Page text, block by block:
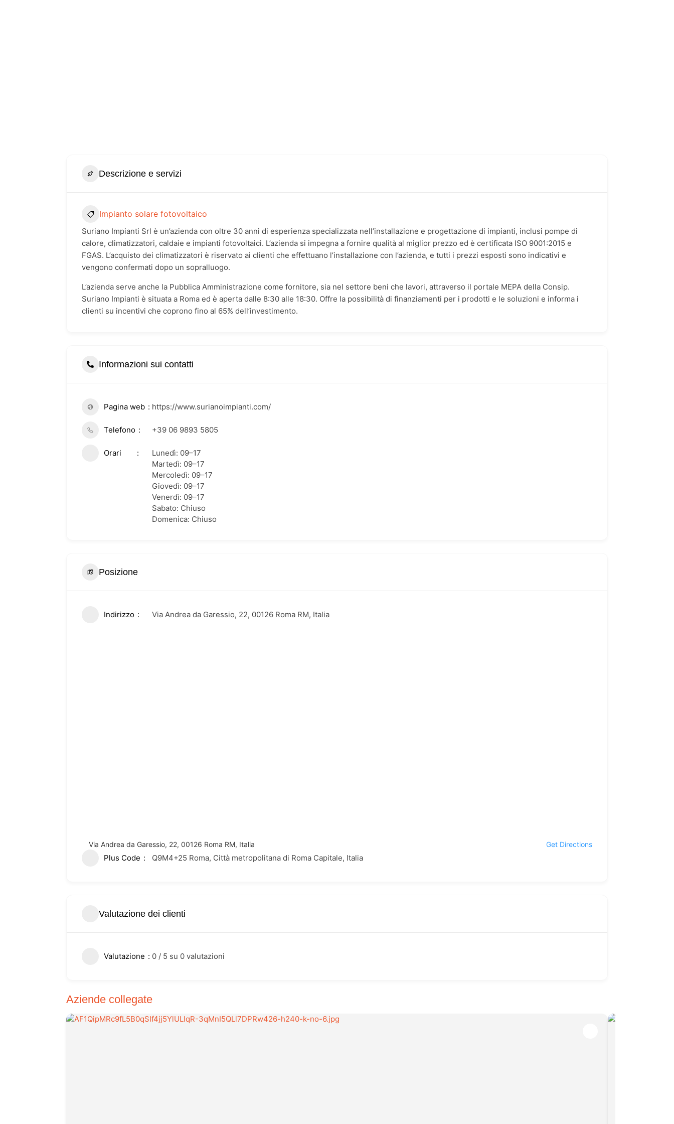
Descrizione e servizi
Impianto solare fotovoltaico
Suriano Impianti Srl è un’azienda con oltre 30 anni di esperienza specializzata nell’installazione e progettazione di impianti, inclusi pompe di
calore, climatizzatori, caldaie e impianti fotovoltaici. L’azienda si impegna a fornire qualità al miglior prezzo ed è certificata ISO 9001:2015 e
FGAS. L’acquisto dei climatizzatori è riservato ai clienti che effettuano l’installazione con l’azienda, e tutti i prezzi esposti sono indicativi e
vengono confermati dopo un sopralluogo.
L’azienda serve anche la Pubblica Amministrazione come fornitore, sia nel settore beni che lavori, attraverso il portale MEPA della Consip.
Suriano Impianti è situata a Roma ed è aperta dalle 8:30 alle 18:30. Offre la possibilità di finanziamenti per i prodotti e le soluzioni e informa i
clienti su incentivi che coprono fino al 65% dell’investimento.
Informazioni sui contatti
Pagina web https://www.surianoimpianti.com/
Telefono +39 06 9893 5805
Orari
Lunedì: 09–17
Martedì: 09–17
Mercoledì: 09–17
Giovedì: 09–17
Venerdì: 09–17
Sabato: Chiuso
Domenica: Chiuso
Posizione
Indirizzo Via Andrea da Garessio, 22, 00126 Roma RM, Italia
Via Andrea da Garessio, 22, 00126 Roma RM, Italia Get Directions
Plus Code Q9M4+25 Roma, Città metropolitana di Roma Capitale, Italia
Valutazione dei clienti
Valutazione 0 / 5 su 0 valutazioni
Aziende collegate